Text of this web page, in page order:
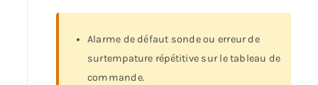
Alarme de défaut sonde ou erreur de
surtempature répétitive sur le tableau de
commande.